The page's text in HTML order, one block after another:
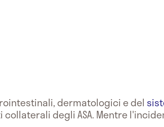
dermatologici e del
degli ASA. Mentre